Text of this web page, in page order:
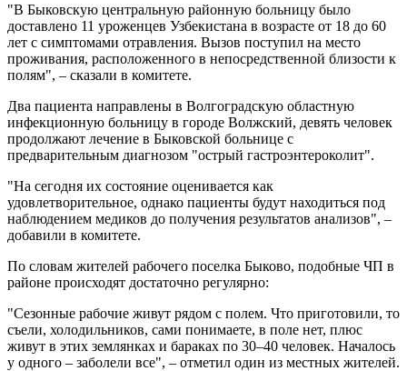
"В Быковскую центральную районную больницу было
доставлено 11 уроженцев Узбекистана в возрасте от 18 до 60
лет с симптомами отравления. Вызов поступил на место
проживания, расположенного в непосредственной близости к
полям", – сказали в комитете.
Два пациента направлены в Волгоградскую областную
инфекционную больницу в городе Волжский, девять человек
продолжают лечение в Быковской больнице с
предварительным диагнозом "острый гастроэнтероколит".
"На сегодня их состояние оценивается как
удовлетворительное, однако пациенты будут находиться под
наблюдением медиков до получения результатов анализов", –
добавили в комитете.
По словам жителей рабочего поселка Быково, подобные ЧП в
районе происходят достаточно регулярно:
"Сезонные рабочие живут рядом с полем. Что приготовили, то
съели, холодильников, сами понимаете, в поле нет, плюс
живут в этих землянках и бараках по 30–40 человек. Началось
у одного – заболели все", – отметил один из местных жителей.